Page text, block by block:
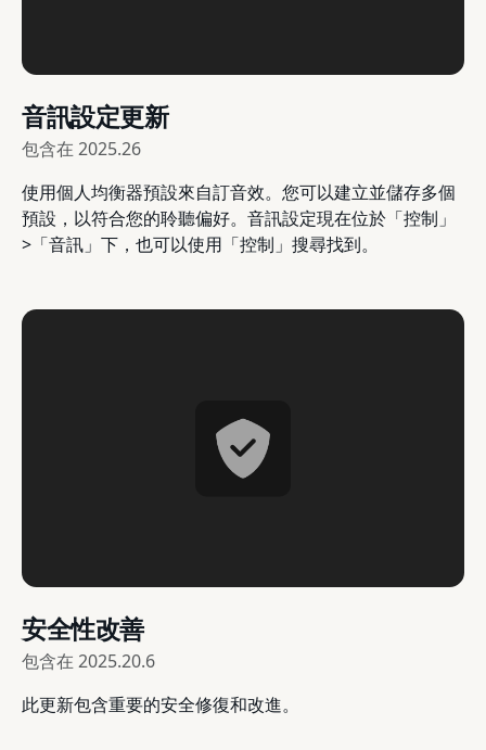
音訊設定更新
包含在 2025.26
使用個人均衡器預設來自訂音效。您可以建立並儲存多個
預設，以符合您的聆聽偏好。音訊設定現在位於「控制」
>「音訊」下，也可以使用「控制」搜尋找到。
安全性改善
包含在 2025.20.6
此更新包含重要的安全修復和改進。